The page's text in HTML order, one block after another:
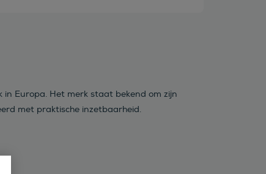
Europa. Het merk staat bekend om zijn
met praktische inzetbaarheid.